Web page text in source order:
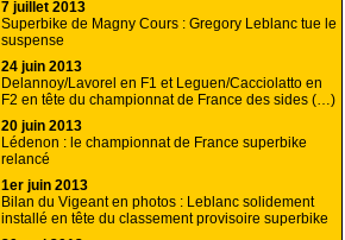
7 juillet 2013
Superbike de Magny Cours : Gregory Leblanc tue le
suspense
24 juin 2013
Delannoy/Lavorel en F1 et Leguen/Cacciolatto en
F2 en tête du championnat de France des sides (…)
20 juin 2013
Lédenon : le championnat de France superbike
relancé
1er juin 2013
Bilan du Vigeant en photos : Leblanc solidement
installé en tête du classement provisoire superbike